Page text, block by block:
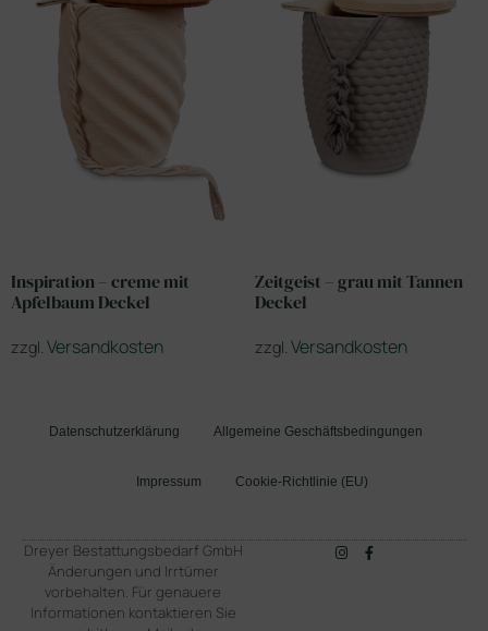
Inspiration – creme mit
Apfelbaum Deckel
zzgl. Versandkosten
Zeitgeist – grau mit Tannen
Deckel
zzgl. Versandkosten
Datenschutzerklärung Allgemeine Geschäftsbedingungen
Impressum Cookie-Richtlinie (EU)
Dreyer Bestattungsbedarf GmbH
Änderungen und Irrtümer
vorbehalten. Für genauere
Informationen kontaktieren Sie